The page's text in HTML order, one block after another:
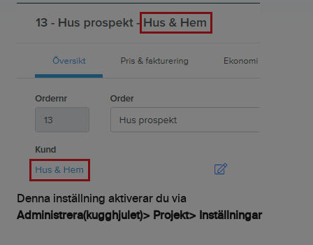
Denna inställning aktiverar du via
Administrera(kugghjulet)> Projekt> Inställningar